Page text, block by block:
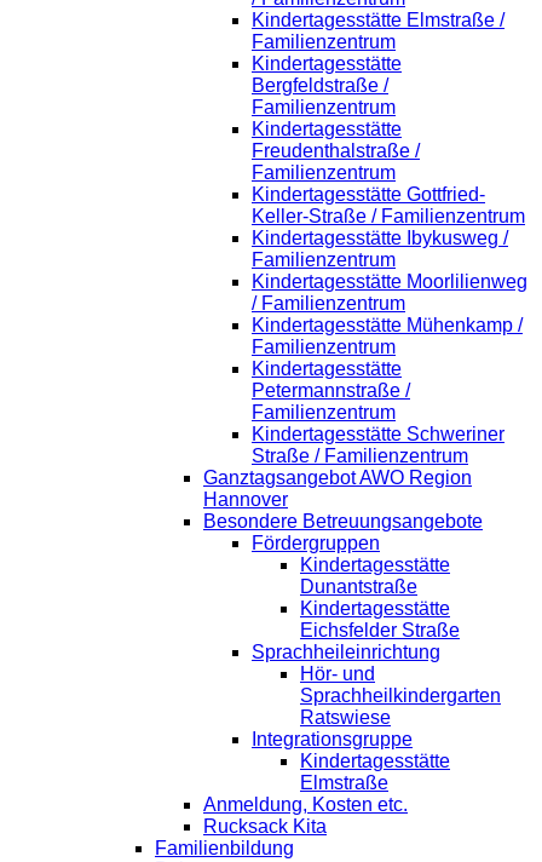
Kindertagesstätte Elmstraße /
Familienzentrum
Kindertagesstätte
Bergfeldstraße /
Familienzentrum
Kindertagesstätte
Freudenthalstraße /
Familienzentrum
Kindertagesstätte Gottfried-
Keller-Straße / Familienzentrum
Kindertagesstätte Ibykusweg /
Familienzentrum
Kindertagesstätte Moorlilienweg
/ Familienzentrum
Kindertagesstätte Mühenkamp /
Familienzentrum
Kindertagesstätte
Petermannstraße /
Familienzentrum
Kindertagesstätte Schweriner
Straße / Familienzentrum
Ganztagsangebot AWO Region
Hannover
Besondere Betreuungsangebote
Fördergruppen
Kindertagesstätte
Dunantstraße
Kindertagesstätte
Eichsfelder Straße
Sprachheileinrichtung
Hör- und
Sprachheilkindergarten
Ratswiese
Integrationsgruppe
Kindertagesstätte
Elmstraße
Anmeldung, Kosten etc.
Rucksack Kita
Familienbildung